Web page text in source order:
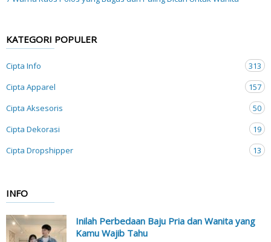
KATEGORI POPULER
Cipta Info
313
Cipta Apparel
157
Cipta Aksesoris
50
Cipta Dekorasi
19
Cipta Dropshipper
13
INFO
Inilah Perbedaan Baju Pria dan Wanita yang
Kamu Wajib Tahu